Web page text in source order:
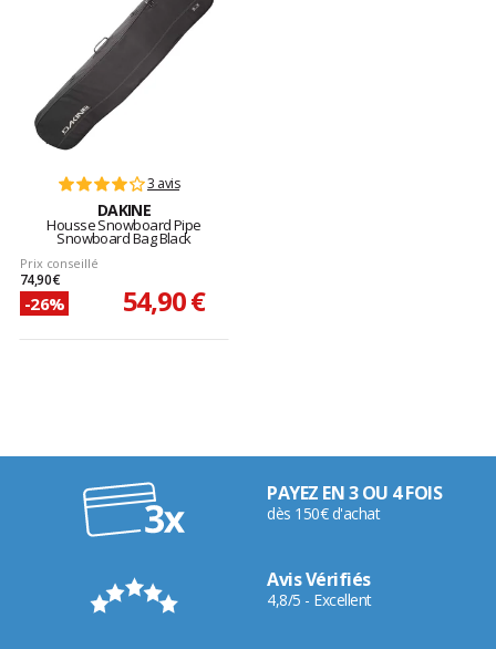
3 avis
DAKINE
Housse Snowboard Pipe
Snowboard Bag Black
Prix conseillé
74,90 €
-26% 54,90 €
PAYEZ EN 3 OU 4 FOIS
dès 150€ d'achat
Avis Vérifiés
4,8/5 - Excellent